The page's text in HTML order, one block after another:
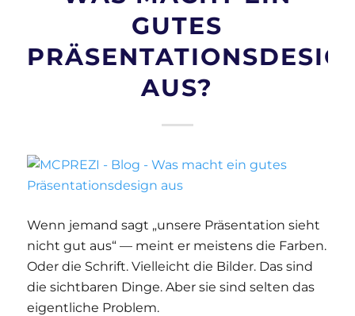
GUTES
AUS?
Wenn jemand sagt „unsere Präsentation sieht
nicht gut aus“ — meint er meistens die Farben.
Oder die Schrift. Vielleicht die Bilder. Das sind
die sichtbaren Dinge. Aber sie sind selten das
eigentliche Problem.